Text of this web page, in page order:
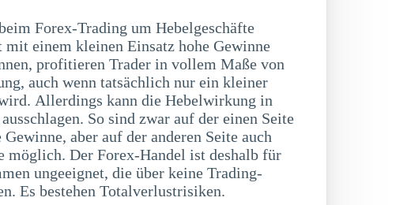
Forex-Trading um Hebelgeschäfte
mit einem kleinen Einsatz hohe Gewinne
profitieren Trader in vollem Maße von
auch wenn tatsächlich nur ein kleiner
Allerdings kann die Hebelwirkung in
So sind zwar auf der einen Seite
aber auf der anderen Seite auch
möglich. Der Forex-Handel ist deshalb für
ungeeignet, die über keine Trading-
Es bestehen Totalverlustrisiken.